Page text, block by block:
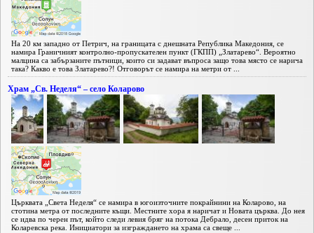
На 20 км западно от Петрич, на границата с днешната Република Македония, се
намира Граничният контролно-пропускателен пункт (ГКПП) „Златарево“. Вероятно
малцина са забързаните пътници, които си задават въпроса защо това място се нарича
така? Какво е това Златарево?! Отговорът се намира на метри от ...
Храм „Св. Неделя“ – село Коларово
Църквата „Света Неделя“ се намира в югоизточните покрайнини на Коларово, на
стотина метра от последните къщи. Местните хора я наричат и Новата църква. До нея
се идва по черен път, който следи левия бряг на потока Дебрало, десен приток на
Коларевска река. Инициатори за изграждането на храма са свеще ...